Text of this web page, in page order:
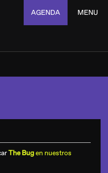
AGENDA MENU
The Bugen nuestros